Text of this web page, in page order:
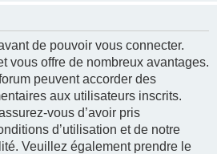
de pouvoir vous connecter.
vous offre de nombreux avantages.
peuvent accorder des
aux utilisateurs inscrits.
vous d’avoir pris
d’utilisation et de notre
Veuillez également prendre le